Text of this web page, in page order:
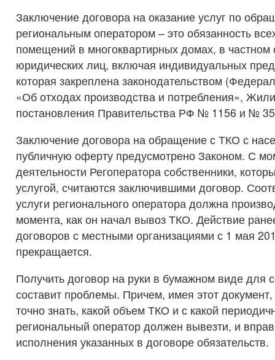
Заключение договора на оказание услуг по
региональным оператором – это обязанность
помещений в многоквартирных домах, в частном
юридических лиц, включая индивидуальных
которая закреплена законодательством
«Об отходах производства и потребления»,
постановления Правительства РФ № 1156 и №
Заключение договора на обращение с ТКО с
публичную оферту предусмотрено Законом. С
деятельности Регоператора собственники,
услугой, считаются заключившими договор.
услуги регионального оператора должна
момента, как он начал вывоз ТКО. Действие
договоров с местными организациями с 1 мая
прекращается.
Получить договор на руки в бумажном виде для
составит проблемы. Причем, имея этот документ,
точно знать, какой объем ТКО и с какой
региональный оператор должен вывезти, и
исполнения указанных в договоре обязательств.